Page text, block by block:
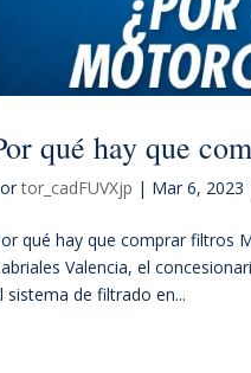
qué hay que
tor_cadFUVXjp | Mar 6, 2023
qué hay que comprar filtros
Valencia, el
sistema de filtrado en...